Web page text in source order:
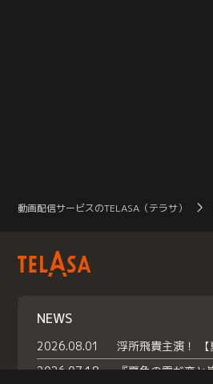
動画配信サービスのTELASA（テラサ）
NEWS
2026.08.01
2026.07.18